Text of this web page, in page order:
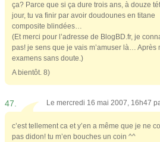
ça? Parce que si ça dure trois ans, à douze
jour, tu va finir par avoir doudounes en titane
composite blindées…
(Et merci pour l’adresse de BlogBD.fr, je
pas! je sens que je vais m’amuser là… Après
examens sans doute.)
A bientôt. 8)
47. Le mercredi 16 mai 2007, 16h47
c’est tellement ca et y’en a même que je ne
pas didon! tu m’en bouches un coin ^^